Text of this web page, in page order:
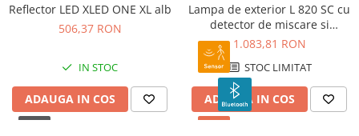
Reflector LED XLED ONE XL alb
506,37 RON
IN STOC
ADAUGA IN COS
Lampa de exterior L 820 SC cu
detector de miscare si
bluetooth argintiu
1.083,81 RON
STOC LIMITAT
ADAUGA IN COS